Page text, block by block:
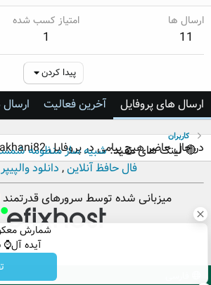
شمارش
آیده
ارسال ها
11
امتیاز کسب شده
1
پیدا کردن
ارسال های پروفایل آخرین فعالیت ارسال
در حال حاضر هیچ پیامی در پروفایل haniaghakhani82 نیست.
کاربران
🔴 لینک های مفید:شبیه ساز منظومه
فال حافظ آنلاین, دانلود
میزبانی شده توسط سرورهای قدرتمند